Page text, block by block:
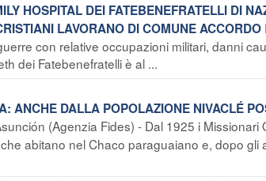
HOSPITAL DEI FATEBENEFRATELLI DI
LAVORANO DI COMUNE ACCORDO
con relative occupazioni militari, danni
dei Fatebenefratelli è al ...
ANCHE DALLA POPOLAZIONE NIVACLÉ
(Agenzia Fides) - Dal 1925 i Missionari
abitano nel Chaco paraguaiano e, dopo gli